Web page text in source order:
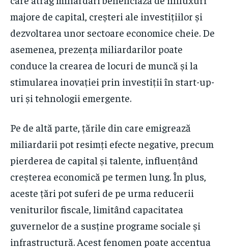
majore de capital, creșteri ale investițiilor și
dezvoltarea unor sectoare economice cheie. De
asemenea, prezența miliardarilor poate
conduce la crearea de locuri de muncă și la
stimularea inovației prin investiții în start-up-
uri și tehnologii emergente.
Pe de altă parte, țările din care emigrează
miliardarii pot resimți efecte negative, precum
pierderea de capital și talente, influențând
creșterea economică pe termen lung. În plus,
aceste țări pot suferi de pe urma reducerii
veniturilor fiscale, limitând capacitatea
guvernelor de a susține programe sociale și
infrastructură. Acest fenomen poate accentua